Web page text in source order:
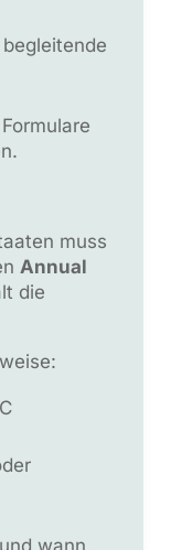
muss
Annual
die
wann,